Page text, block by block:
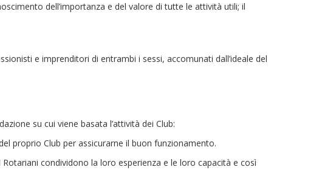
dell’importanza e del valore di tutte le attività utili; il
e imprenditori di entrambi i sessi, accomunati dall’ideale del
su cui viene basata l’attività dei Club:
proprio Club per assicurarne il buon funzionamento.
condividono la loro esperienza e le loro capacità e così